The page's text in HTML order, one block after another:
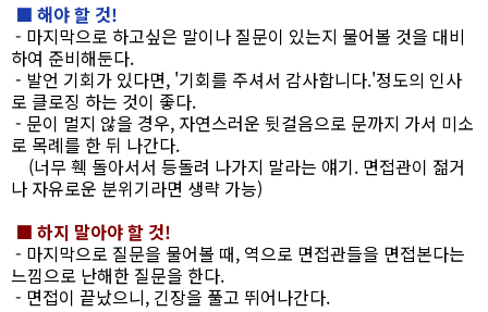
■ 해야 할 것!
- 마지막으로 하고싶은 말이나 질문이 있는지 물어볼 것을 대비
하여 준비해둔다.
- 발언 기회가 있다면, '기회를 주셔서 감사합니다.'정도의 인사
로 클로징 하는 것이 좋다.
- 문이 멀지 않을 경우, 자연스러운 뒷걸음으로 문까지 가서 미소
로 목례를 한 뒤 나간다.
(너무 훽 돌아서서 등돌려 나가지 말라는 얘기. 면접관이 젊거
나 자유로운 분위기라면 생략 가능)
■ 하지 말아야 할 것!
- 마지막으로 질문을 물어볼 때, 역으로 면접관들을 면접본다는
느낌으로 난해한 질문을 한다.
- 면접이 끝났으니, 긴장을 풀고 뛰어나간다.